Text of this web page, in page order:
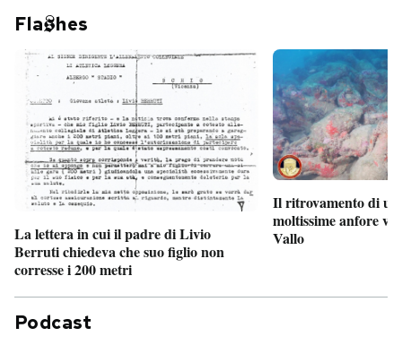
Fla hes
La lettera in cui il padre di Livio
Berruti chiedeva che suo figlio non
corresse i 200 metri
Il ritrovamento di
moltissime anfore
Vallo
Podcast